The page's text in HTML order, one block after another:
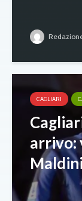
CAGLIARI
arrivo: